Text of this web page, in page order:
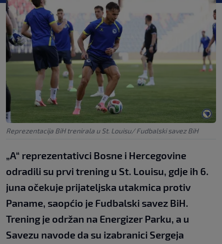
Reprezentacija BiH trenirala u St. Louisu/ Fudbalski savez BiH
„A“ reprezentativci Bosne i Hercegovine
odradili su prvi trening u St. Louisu, gdje ih 6.
juna očekuje prijateljska utakmica protiv
Paname, saopćio je Fudbalski savez BiH.
Trening je održan na Energizer Parku, a u
Savezu navode da su izabranici Sergeja